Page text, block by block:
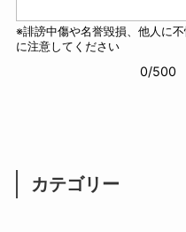
カテゴリー